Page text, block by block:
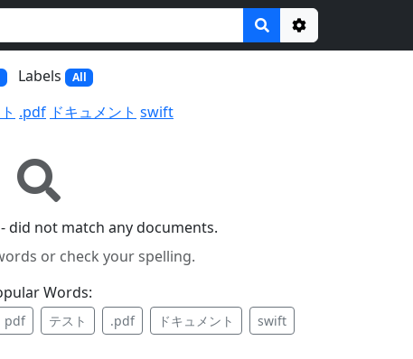
Options
Labels All
.pdf ドキュメント swift
- did not match any documents.
or check your spelling.
Words:
pdf テスト .pdf ドキュメント swift